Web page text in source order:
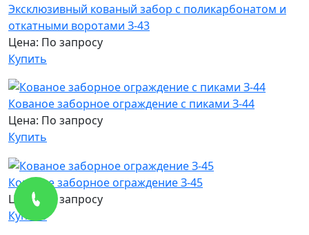
Эксклюзивный кованый забор с поликарбонатом и
откатными воротами З-43
Цена: По запросу
Купить
Кованое заборное ограждение с пиками З-44
Цена: По запросу
Купить
Кованое заборное ограждение З-45
Цена: По запросу
Купить